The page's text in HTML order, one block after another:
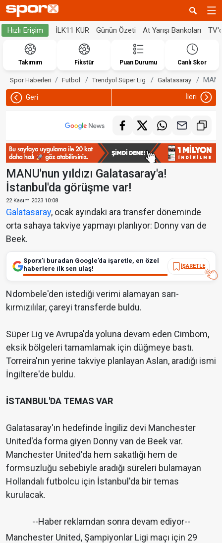
Hızlı Erişim İLK11 KUR Günün Özeti At Yarışı Bankoları
Takımım Fikstür Puan Durumu Canlı Skor
Spor Haberleri Futbol Trendyol Süper Lig Galatasaray
Geri İleri
MANU'nun yıldızı Galatasaray'a!
İstanbul'da görüşme var!
22 Kasım 2023 10:08
Galatasaray, ocak ayındaki ara transfer döneminde
orta sahaya takviye yapmayı planlıyor: Donny van de
Beek.
Sporx’i buradan Google’da işaretle, en özel
haberlere ilk sen ulaş!
İŞARETLE
Ndombele'den istediği verimi alamayan sarı-
kırmızılılar, çareyi transferde buldu.
Süper Lig ve Avrupa'da yoluna devam eden Cimbom,
eksik bölgeleri tamamlamak için düğmeye bastı.
Torreira'nın yerine takviye planlayan Aslan, aradığı ismi
İngiltere'de buldu.
İSTANBUL'DA TEMAS VAR
Galatasaray'ın hedefinde İngiliz devi Manchester
United'da forma giyen Donny van de Beek var.
Manchester United'da hem sakatlığı hem de
formsuzluğu sebebiyle aradığı süreleri bulamayan
Hollandalı futbolcu için İstanbul'da bir temas
kurulacak.
--Haber reklamdan sonra devam ediyor--
Manchester United, Şampiyonlar Ligi maçı için 29